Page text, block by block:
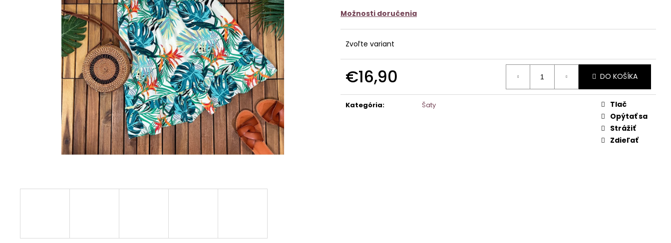
Možnosti doručenia
Zvoľte variant
€16,90
cena:
DO KOŠÍKA
Kategória: Šaty
Tlač
Opýtať sa
Strážiť
Zdieľať